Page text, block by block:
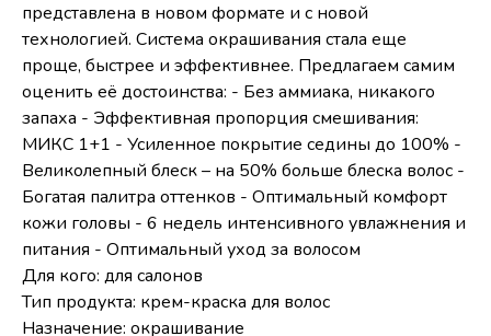
представлена в новом формате и с новой
технологией. Система окрашивания стала еще
проще, быстрее и эффективнее. Предлагаем самим
оценить её достоинства: - Без аммиака, никакого
запаха - Эффективная пропорция смешивания:
МИКС 1+1 - Усиленное покрытие седины до 100% -
Великолепный блеск – на 50% больше блеска волос -
Богатая палитра оттенков - Оптимальный комфорт
кожи головы - 6 недель интенсивного увлажнения и
питания - Оптимальный уход за волосом
Для кого: для салонов
Тип продукта: крем-краска для волос
Назначение: окрашивание